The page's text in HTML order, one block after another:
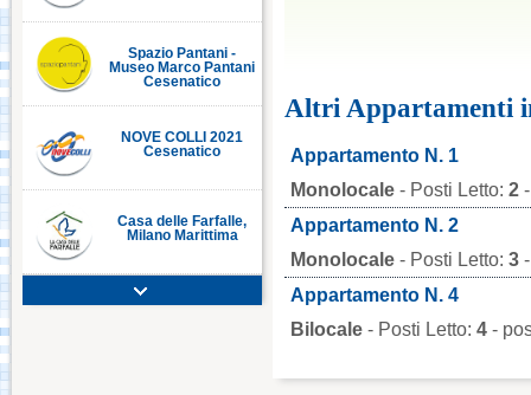
Spazio Pantani -
Museo Marco Pantani
Cesenatico
NOVE COLLI 2021
Cesenatico
Casa delle Farfalle,
Milano Marittima
Adriatic Golf Club
Altri Appartamenti
Appartamento N. 1
Monolocale - Posti Letto: 2
Appartamento N. 2
Monolocale - Posti Letto: 3
Appartamento N. 4
Bilocale - Posti Letto: 4 -